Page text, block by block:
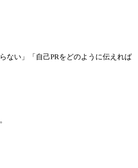
ない」「自己PRをどのように伝えれば